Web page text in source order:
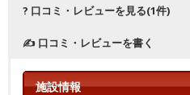
? 口コミ・レビューを見る(1件)
✍ 口コミ・レビューを書く
施設情報